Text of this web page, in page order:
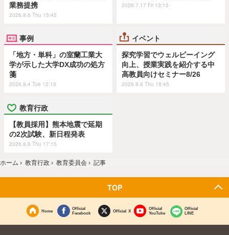
業務提携
2026.8.6 Thu 15:45
2026.7.17 Fri 13:15
事例
「地方・単科」の室蘭工業大
学が示した大学DX成功の処方
箋
2026.8.4 Tue 12:15
イベント
探究学習でウェルビーイング
向上、授業実践を紹介する中
高教員向けセミナー8/26
2026.8.6 Thu 18:45
教育行政
【教員採用】熊本地震で延期
の2次試験、新日程発表
2026.8.6 Thu 17:15
ホーム › 教育行政 › 教育委員会 › 記事
TOP
Home
Official
Facebook
Official X
Official
YouTube
Official
LINE